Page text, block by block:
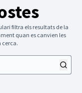
filtra els resultats de la
quan es canvien les
cerca.